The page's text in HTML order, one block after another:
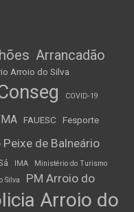
Arrancadão
Arroio do Silva
COVID-19
FAUESC Fesporte
Peixe de Balneário
IMA
Ministério do Turismo
Silva
PM Arroio do
Arroio do